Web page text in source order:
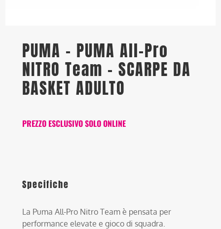
PUMA – PUMA All-Pro
NITRO Team – SCARPE DA
BASKET ADULTO
PREZZO ESCLUSIVO SOLO ONLINE
Specifiche
La Puma All-Pro Nitro Team è pensata per
performance elevate e gioco di squadra.